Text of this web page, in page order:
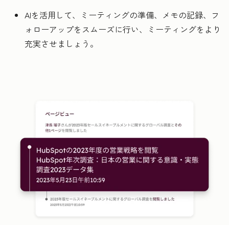
AIを活用して、ミーティングの準備、メモの記録、フ
ォローアップをスムーズに行い、ミーティングをより
充実させましょう。